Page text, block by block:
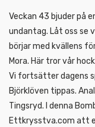
Veckan 43 bjuder på
undantag. Låt oss se
börjar med kvällens
Mora. Här tror vår
Vi fortsätter dagens
Björklöven tippas.
Tingsryd. I denna
Ettkrysstva.com att